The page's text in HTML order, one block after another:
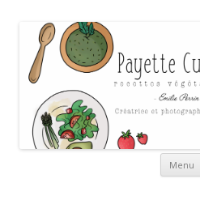
Payette cuisine
Menu